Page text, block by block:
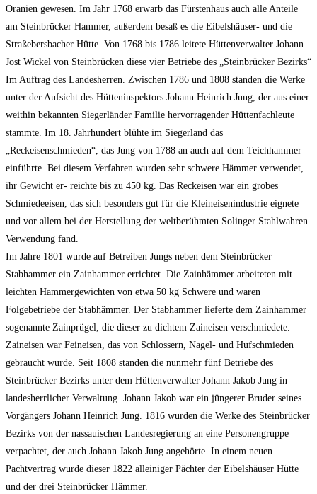
Oranien gewesen. Im Jahr 1768 erwarb das Fürstenhaus auch alle Anteile
am Steinbrücker Hammer, außerdem besaß es die Eibelshäuser- und die
Straßebersbacher Hütte. Von 1768 bis 1786 leitete Hüttenverwalter Johann
Jost Wickel von Steinbrücken diese vier Betriebe des „Steinbrücker Bezirks“
Im Auftrag des Landesherren. Zwischen 1786 und 1808 standen die Werke
unter der Aufsicht des Hütteninspektors Johann Heinrich Jung, der aus einer
weithin bekannten Siegerländer Familie hervorragender Hüttenfachleute
stammte. Im 18. Jahrhundert blühte im Siegerland das
„Reckeisenschmieden“, das Jung von 1788 an auch auf dem Teichhammer
einführte. Bei diesem Verfahren wurden sehr schwere Hämmer verwendet,
ihr Gewicht er- reichte bis zu 450 kg. Das Reckeisen war ein grobes
Schmiedeeisen, das sich besonders gut für die Kleineisenindustrie eignete
und vor allem bei der Herstellung der weltberühmten Solinger Stahlwahren
Verwendung fand.
Im Jahre 1801 wurde auf Betreiben Jungs neben dem Steinbrücker
Stabhammer ein Zainhammer errichtet. Die Zainhämmer arbeiteten mit
leichten Hammergewichten von etwa 50 kg Schwere und waren
Folgebetriebe der Stabhämmer. Der Stabhammer lieferte dem Zainhammer
sogenannte Zainprügel, die dieser zu dichtem Zaineisen verschmiedete.
Zaineisen war Feineisen, das von Schlossern, Nagel- und Hufschmieden
gebraucht wurde. Seit 1808 standen die nunmehr fünf Betriebe des
Steinbrücker Bezirks unter dem Hüttenverwalter Johann Jakob Jung in
landesherrlicher Verwaltung. Johann Jakob war ein jüngerer Bruder seines
Vorgängers Johann Heinrich Jung. 1816 wurden die Werke des Steinbrücker
Bezirks von der nassauischen Landesregierung an eine Personengruppe
verpachtet, der auch Johann Jakob Jung angehörte. In einem neuen
Pachtvertrag wurde dieser 1822 alleiniger Pächter der Eibelshäuser Hütte
und der drei Steinbrücker Hämmer.